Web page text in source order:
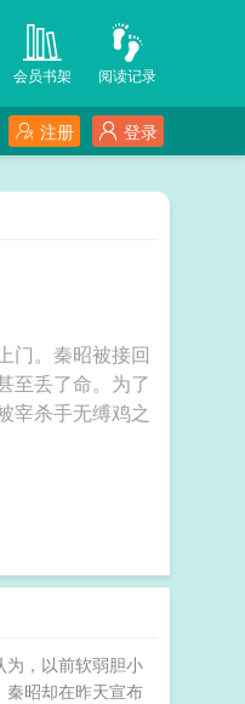
阅读记录
会员书架
登录
注册
门。秦昭被接回
至丢了命。为了
宰杀手无缚鸡之
为，以前软弱胆小
秦昭却在昨天宣布